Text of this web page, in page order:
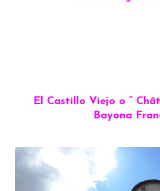
El Castillo Viejo o ”
Bayona